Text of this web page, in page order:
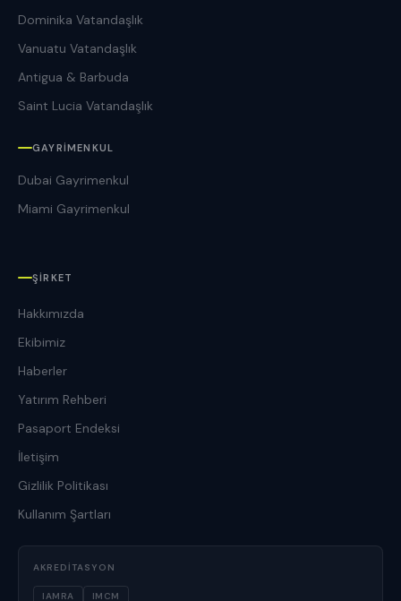
Dominika Vatandaşlık
Vanuatu Vatandaşlık
Antigua & Barbuda
Saint Lucia Vatandaşlık
GAYRIMENKUL
Dubai Gayrimenkul
Miami Gayrimenkul
ŞIRKET
Hakkımızda
Ekibimiz
Haberler
Yatırım Rehberi
Pasaport Endeksi
İletişim
Gizlilik Politikası
Kullanım Şartları
AKREDITASYON
IAMRA IMCM